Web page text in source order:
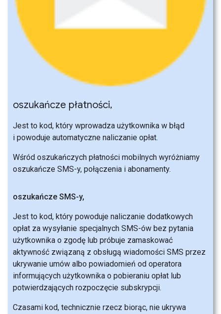
oszukańcze płatności,
Jest to kod, który wprowadza użytkownika w błąd
i powoduje automatyczne naliczanie opłat.
Wśród oszukańczych płatności mobilnych wyróżniamy
oszukańcze SMS-y, połączenia i abonamenty.
oszukańcze SMS-y,
Jest to kod, który powoduje naliczanie dodatkowych
opłat za wysyłanie specjalnych SMS-ów bez pytania
użytkownika o zgodę lub próbuje zamaskować
aktywność związaną z obsługą wiadomości SMS przez
ukrywanie umów albo powiadomień od operatora
informujących użytkownika o pobieraniu opłat lub
potwierdzających rozpoczęcie subskrypcji.
Czasami kod, technicznie rzecz biorąc, nie ukrywa